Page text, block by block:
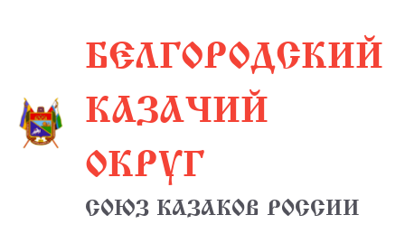
содержимомуБЕЛГОРОДСКИЙ
КАЗАЧИЙ
ОКРУГ
СОЮЗ КАЗАКОВ РОССИИ